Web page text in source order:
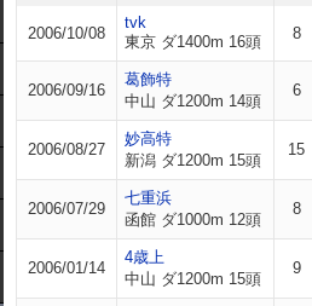
2006/10/08
tvk
東京 ダ1400m 16頭
8
2006/09/16
葛飾特
中山 ダ1200m 14頭
6
2006/08/27
妙高特
新潟 ダ1200m 15頭
15
2006/07/29
七重浜
函館 ダ1000m 12頭
8
2006/01/14
4歳上
中山 ダ1200m 15頭
9